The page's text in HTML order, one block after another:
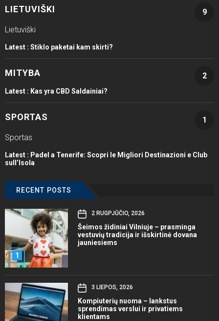
LIETUVIŠKI
9
Lietuviški
Latest : Stiklo paketai kam skirti?
MITYBA 2
Latest : Kas yra CBD Saldainiai?
SPORTAS
1
Sportas
Latest : Padel a Tenerife: Scopri le Migliori Destinazioni e Club
sull’Isola
RECENT POSTS
1
2 RUGPJŪČIO, 2026
Šeimos židiniai Vilniuje – prasminga
vestuvių tradicija ir išskirtinė dovana
jauniesiems
3 LIEPOS, 2026
Kompiuterių nuoma – lankstus
sprendimas verslui ir privatiems
klientams